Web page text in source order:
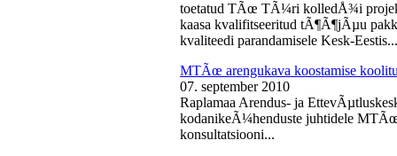
toetatud TÃœ TÃ¼ri kolledÅ¾i
kaasa kvalifitseeritud tÃ¶Ã¶jÃµu
kvaliteedi parandamisele Kesk-Eestis...
MTÃœ arengukava koostamise
07. september 2010
Raplamaa Arendus- ja
kodanikeÃ¼henduste juhtidele
konsultatsiooni...